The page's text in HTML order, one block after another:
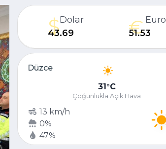
Dolar
43.69
Euro
51.53
Düzce
31
C
Çoğunlukla Açık Hava
13 km/h
0%
47%